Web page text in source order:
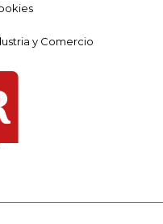
y Comercio